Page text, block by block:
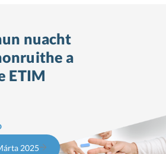
nuacht
a
ETIM
2025